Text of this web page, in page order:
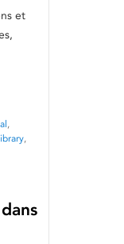
et
,
,